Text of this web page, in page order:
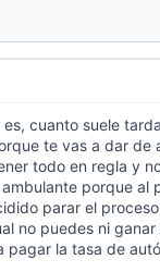
cuanto suele
te vas a dar de
todo en regla y
porque al
parar el
no puedes ni
pagar la tasa de